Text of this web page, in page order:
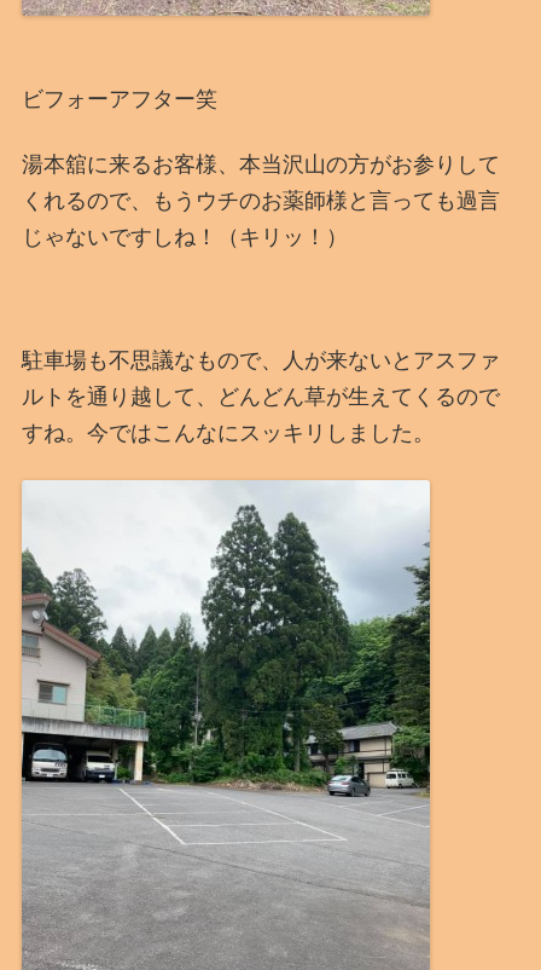
ビフォーアフター笑
湯本舘に来るお客様、本当沢山の方がお参りして
くれるので、もうウチのお薬師様と言っても過言
じゃないですしね！（キリッ！）
駐車場も不思議なもので、人が来ないとアスファ
ルトを通り越して、どんどん草が生えてくるので
すね。今ではこんなにスッキリしました。